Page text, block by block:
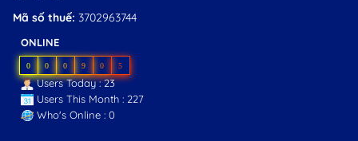
Mã số thuế: 3702963744
ONLINE
0 0 0 9 0 5
Users Today : 23
Users This Month : 227
Who's Online : 0